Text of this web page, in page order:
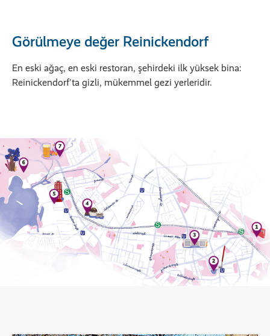
Görülmeye değer Reinickendorf
En eski ağaç, en eski restoran, şehirdeki ilk yüksek bina:
Reinickendorf'ta gizli, mükemmel gezi yerleridir.